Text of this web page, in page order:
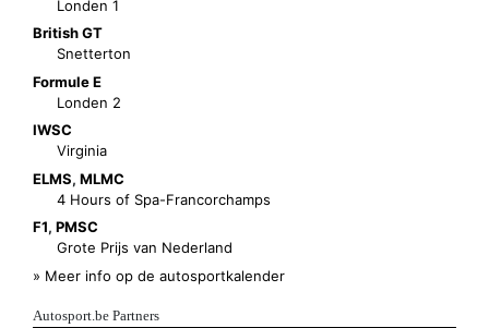
Londen 1
British GT
Snetterton
Formule E
Londen 2
IWSC
Virginia
ELMS, MLMC
4 Hours of Spa-Francorchamps
F1, PMSC
Grote Prijs van Nederland
» Meer info op de autosportkalender
Autosport.be Partners